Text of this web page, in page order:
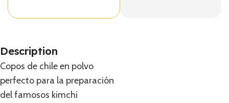
Description
Copos de chile en polvo
perfecto para la preparación
del famosos kimchi